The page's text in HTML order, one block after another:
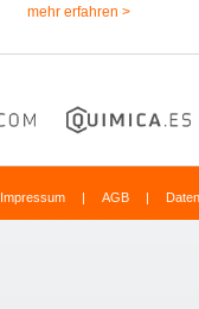
mehr erfahren >
Impressum | AGB |